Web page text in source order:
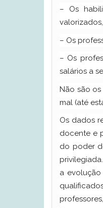
– Os
– Os
– Os
salários a
Não são
mal (até
Os dados
docente e
do poder
a